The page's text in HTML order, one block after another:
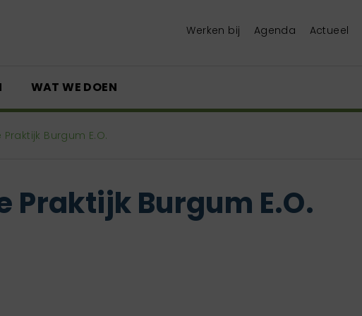
Werken bij Agenda Actueel
WAT WE DOEN
Burgum E.O.
Praktijk Burgum E.O.